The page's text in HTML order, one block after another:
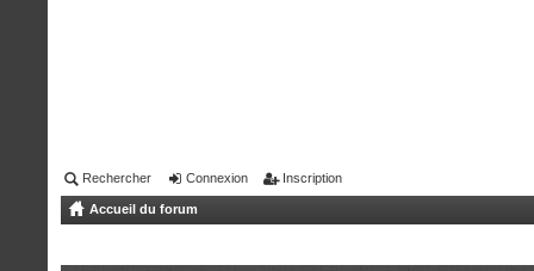
Rechercher Connexion Inscription
Accueil du forum